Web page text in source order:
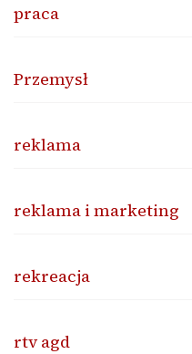
praca
Przemysł
reklama
reklama i marketing
rekreacja
rtv agd